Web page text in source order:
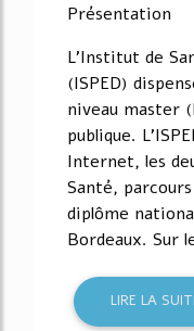
Présentation
L'Institut de
(ISPED)
niveau master
publique.
Internet, les
Santé,
diplôme
Bordeaux. Sur
LIRE LA